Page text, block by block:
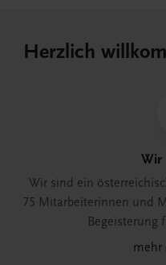
Herzlich
Wir
Wir sind ein
75 Mitarbeiterinnen und
Begeisterung
mehr